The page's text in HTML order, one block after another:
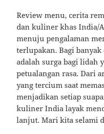
Review menu, cerita
dan kuliner khas India/
menuju pengalaman
terlupakan. Bagi
adalah surga bagi lidah
petualangan rasa. Dari
yang tercium saat
menjadikan setiap
kuliner India layak
lanjut. Mari kita selami